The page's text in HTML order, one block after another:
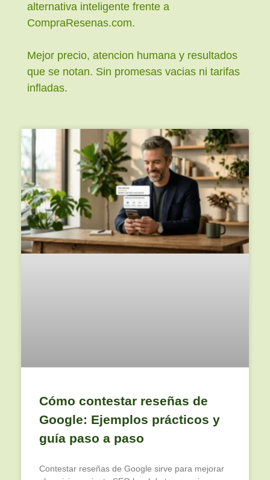
alternativa inteligente frente a
CompraResenas.com.
Mejor precio, atencion humana y resultados
que se notan. Sin promesas vacias ni tarifas
infladas.
Cómo contestar reseñas de
Google: Ejemplos prácticos y
guía paso a paso
Contestar reseñas de Google sirve para mejorar